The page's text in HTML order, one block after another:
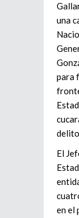
una
para
El
en el